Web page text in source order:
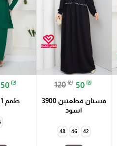
120₪ 50 ₪
فستان قطعتين 3900
اسود
42
46
48
50 ₪
طقم 3711 زيتي